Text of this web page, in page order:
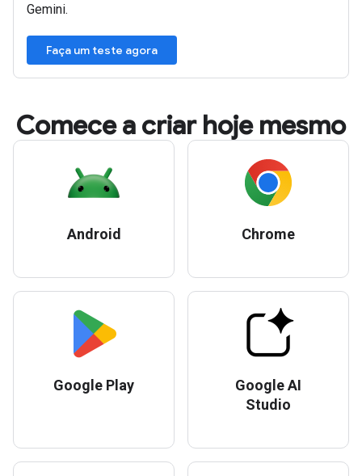
Gemini.
Faça um teste agora
Comece a criar hoje mesmo
Android Chrome
Google Play
Google AI
Studio